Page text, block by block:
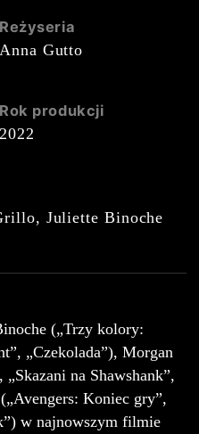
Reżyseria
Anna Gutto
Rok produkcji
2022
Juliette Binoche
(„Trzy kolory:
„Czekolada”), Morgan
na Shawshank”,
Koniec gry”,
w najnowszym filmie